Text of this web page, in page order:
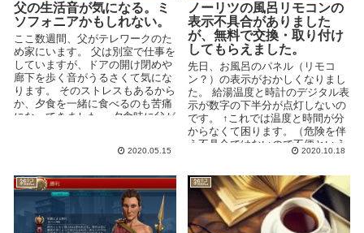
父の生活音が気になる。ミ
ソフォニアかもしれない。
ここ数週間、父がテレワークのた
め家にいます。 父は別室で仕事を
していますが、ドアの開け閉めや
廊下を歩く音がうるさくて気にな
ります。 そのストレスもあるから
か、夕食を一緒に食べるのも苦痛
になってきました。 夕食時に父が
2020.05.15
ノーリツの風呂リモコンの
表示不具合がありました
が、無料で交換・取り付け
してもらえました。
先日、お風呂のパネル（リモコ
ン？）の表示がおかしくなりまし
た。 給湯温度と時計のデジタル表
示が数字の下半分が点灯しないの
です。 ↑これでは温度と時間が分
からなくて困ります。（危険を伴
う不具合ではないので不便という
2020.10.18
雑記 雑記